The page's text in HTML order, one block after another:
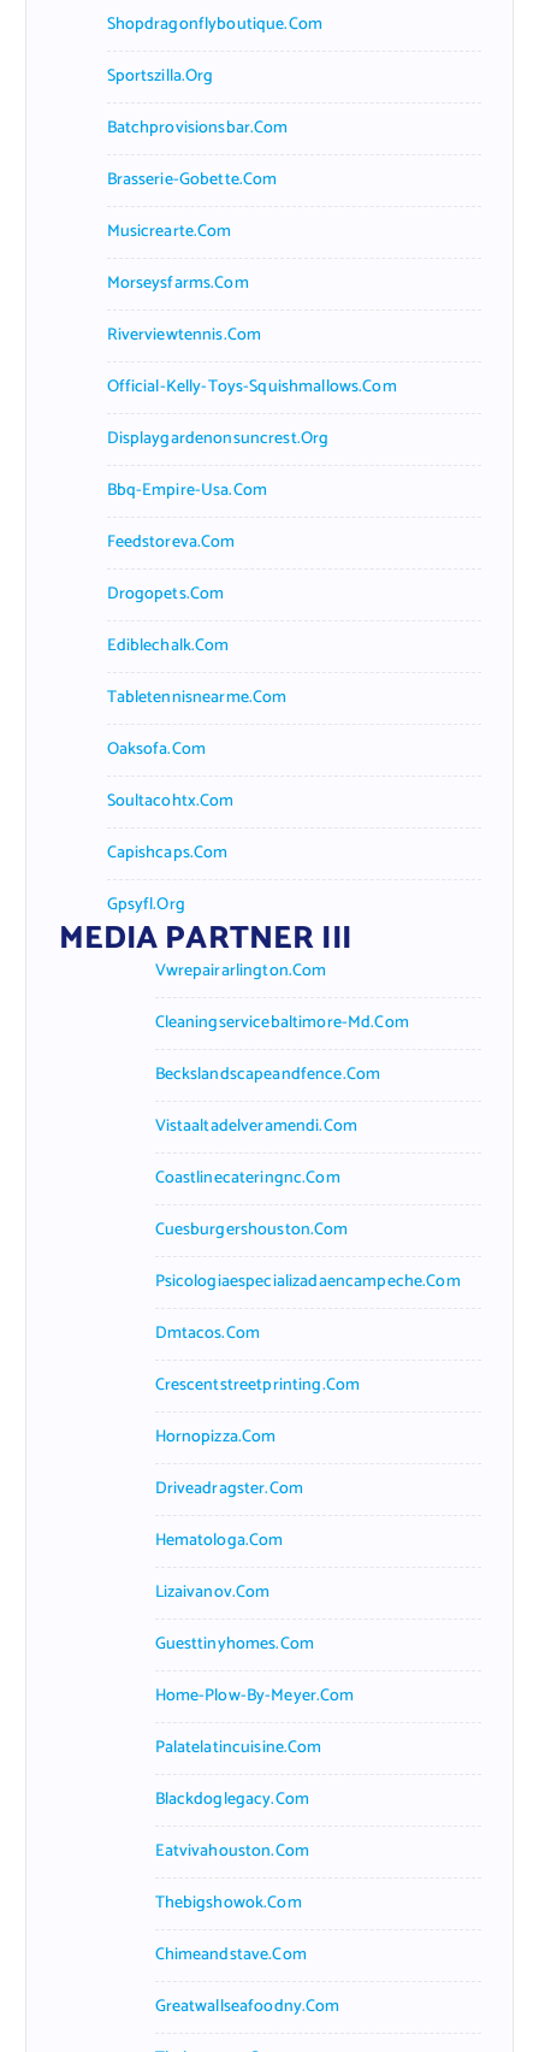
Shopdragonflyboutique.com
Sportszilla.org
Batchprovisionsbar.com
Brasserie-Gobette.com
Musicrearte.com
Morseysfarms.com
Riverviewtennis.com
Official-Kelly-Toys-Squishmallows.com
Displaygardenonsuncrest.org
Bbq-Empire-Usa.com
Feedstoreva.com
Drogopets.com
Ediblechalk.com
Tabletennisnearme.com
Oaksofa.com
Soultacohtx.com
Capishcaps.com
Gpsyfl.org
MEDIA PARTNER III
Vwrepairarlington.com
Cleaningservicebaltimore-Md.com
Beckslandscapeandfence.com
Vistaaltadelveramendi.com
Coastlinecateringnc.com
Cuesburgershouston.com
Psicologiaespecializadaencampeche.com
Dmtacos.com
Crescentstreetprinting.com
Hornopizza.com
Driveadragster.com
Hematologa.com
Lizaivanov.com
Guesttinyhomes.com
Home-Plow-By-Meyer.com
Palatelatincuisine.com
Blackdoglegacy.com
Eatvivahouston.com
Thebigshowok.com
Chimeandstave.com
Greatwallseafoodny.com